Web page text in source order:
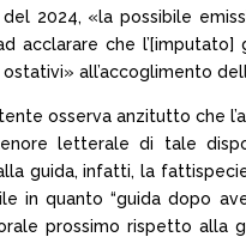
2024, «la possibile
acclarare che
all’accoglimento
osserva anzitutto che
letterale di tale
guida, infatti, la
in quanto “guida dopo
prossimo rispetto